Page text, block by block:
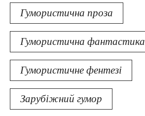
Гумористична проза
Гумористична фантастика
Гумористичне фентезі
Зарубіжний гумор